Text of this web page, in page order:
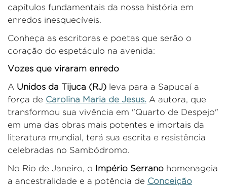
capítulos fundamentais da nossa história em
enredos inesquecíveis.
Conheça as escritoras e poetas que serão o
coração do espetáculo na avenida:
Vozes que viraram enredo
A Unidos da Tijuca (RJ) leva para a Sapucaí a
força de Carolina Maria de Jesus. A autora, que
transformou sua vivência em "Quarto de Despejo"
em uma das obras mais potentes e imortais da
literatura mundial, terá sua escrita e resistência
celebradas no Sambódromo.
No Rio de Janeiro, o Império Serrano homenageia
a ancestralidade e a potência de Conceição